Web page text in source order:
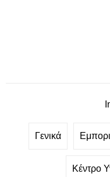
Γενικά
Κέντρο